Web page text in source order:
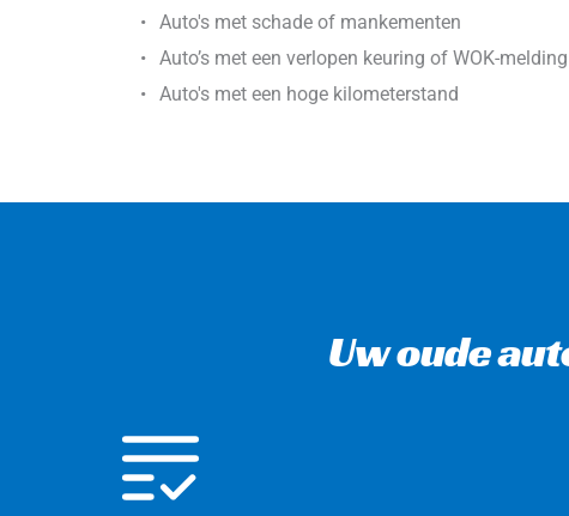
Auto's met schade of mankementen
Auto’s met een verlopen keuring of WOK-
Auto's met een hoge kilometerstand
Uw oude